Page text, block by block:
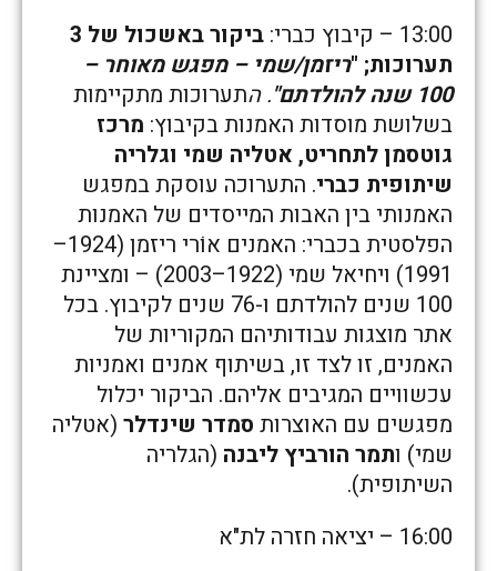
13:00 – קיבוץ כברי:
ביקור באשכול של 3
תערוכות; "ריזמן/שמי – מפגש מאוחר –
100 שנה להולדתם"
. התערוכות מתקיימות
בשלושת מוסדות האמנות בקיבוץ: מרכז
גוטסמן לתחריט, אטליה שמי וגלריה
שיתופית כברי. התערוכה עוסקת במפגש
האמנותי בין האבות המייסדים של האמנות
הפלסטית בכברי: האמנים אוֹרי ריזמן (1924–
1991) ויחיאל שמי (1922–2003) – ומציינת
100 שנים להולדתם ו-76 שנים לקיבוץ. בכל
אתר מוצגות עבודותיהם המקוריות של
האמנים, זו לצד זו, בשיתוף אמנים ואמניות
עכשוויים המגיבים אליהם. הביקור יכלול
מפגשים עם האוצרות סמדר שינדלר (אטליה
שמי) ותמר הורביץ ליבנה (הגלריה
השיתופית).
16:00 – יציאה חזרה לת"א